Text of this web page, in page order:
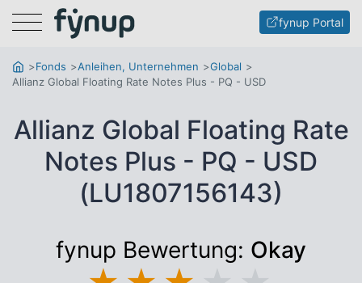
Menu fynup Portal
Fonds Anleihen, Unternehmen
Global
Allianz Global Floating Rate Notes Plus - PQ - USD
Allianz Global Floating Rate
Notes Plus - PQ - USD
(LU1807156143)
fynup Bewertung: Okay